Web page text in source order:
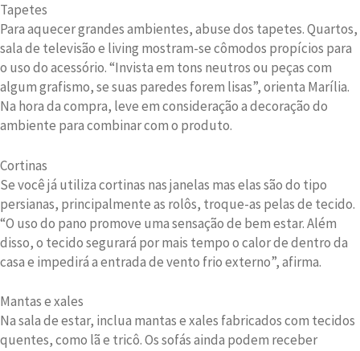
Tapetes
Para aquecer grandes ambientes, abuse dos tapetes. Quartos,
sala de televisão e living mostram-se cômodos propícios para
o uso do acessório. “Invista em tons neutros ou peças com
algum grafismo, se suas paredes forem lisas”, orienta Marília.
Na hora da compra, leve em consideração a decoração do
ambiente para combinar com o produto.
Cortinas
Se você já utiliza cortinas nas janelas mas elas são do tipo
persianas, principalmente as rolôs, troque-as pelas de tecido.
“O uso do pano promove uma sensação de bem estar. Além
disso, o tecido segurará por mais tempo o calor de dentro da
casa e impedirá a entrada de vento frio externo”, afirma.
Mantas e xales
Na sala de estar, inclua mantas e xales fabricados com tecidos
quentes, como lã e tricô. Os sofás ainda podem receber